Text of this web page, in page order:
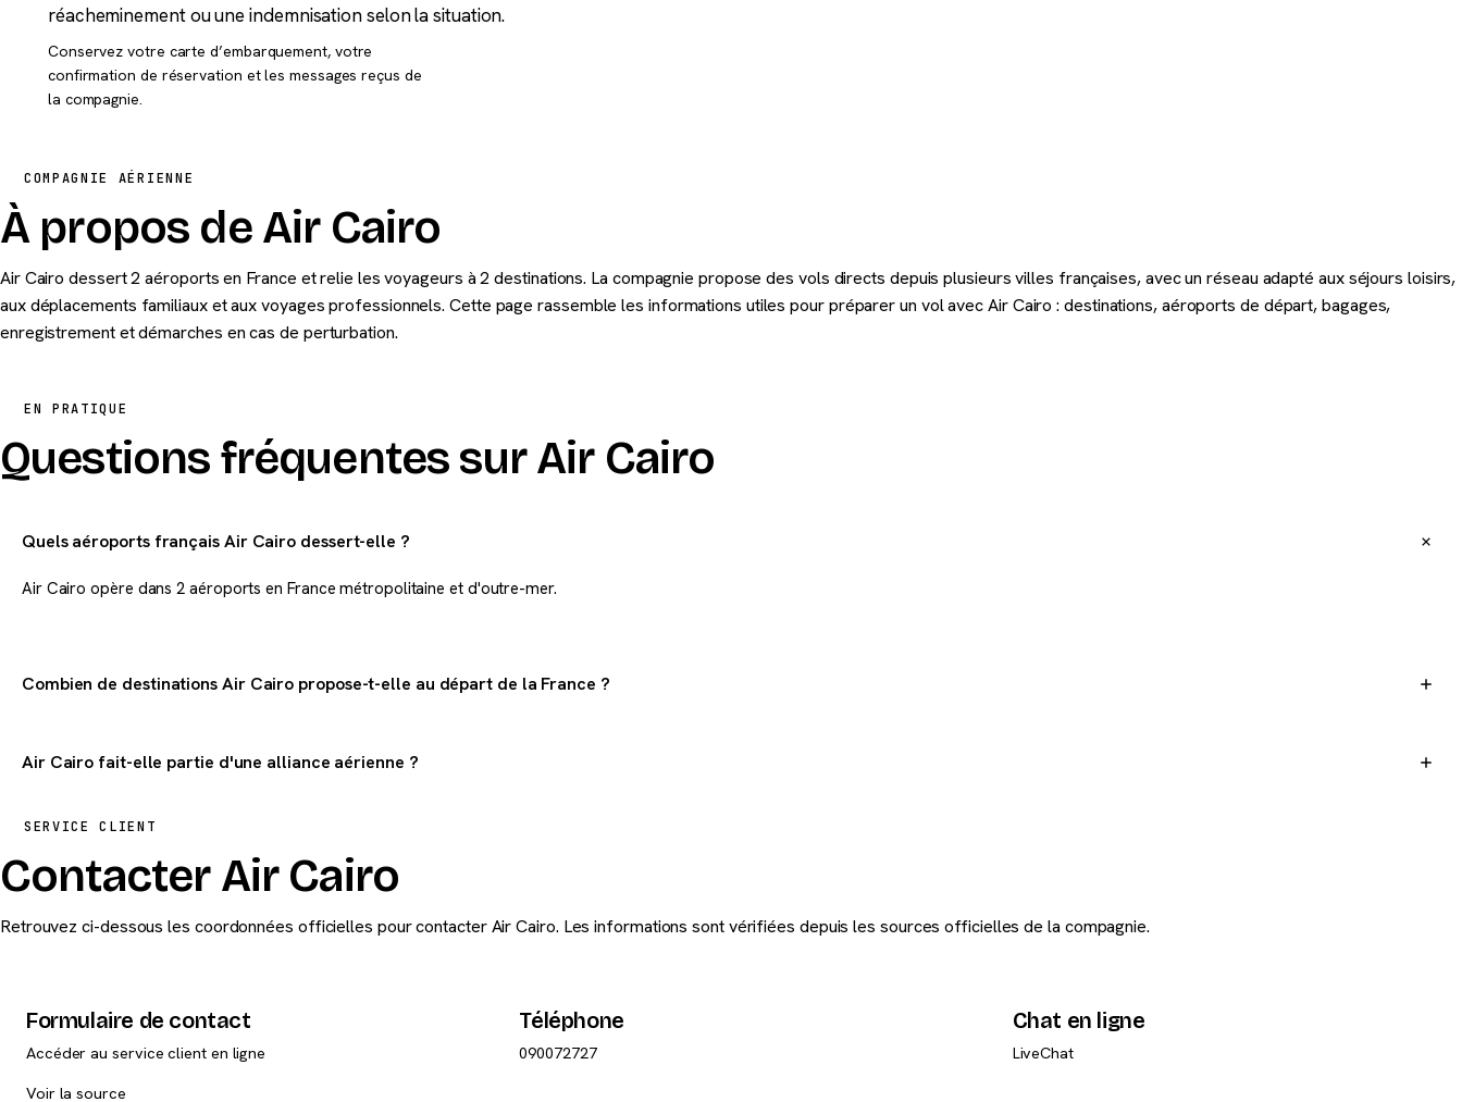
réacheminement ou une indemnisation selon la situation.
Conservez votre carte d’embarquement, votre
confirmation de réservation et les messages reçus de
la compagnie.
COMPAGNIE AÉRIENNE
À propos de Air Cairo
Air Cairo dessert 2 aéroports en France et relie les voyageurs à 2 destinations. La compagnie propose des vols directs depuis plusieurs villes françaises, avec un réseau adapté aux séjours loisirs,
aux déplacements familiaux et aux voyages professionnels. Cette page rassemble les informations utiles pour préparer un vol avec Air Cairo : destinations, aéroports de départ, bagages,
enregistrement et démarches en cas de perturbation.
EN PRATIQUE
Questions fréquentes sur Air Cairo
Quels aéroports français Air Cairo dessert-elle ?
Air Cairo opère dans 2 aéroports en France métropolitaine et d'outre-mer.
Combien de destinations Air Cairo propose-t-elle au départ de la France ?
Air Cairo fait-elle partie d'une alliance aérienne ?
SERVICE CLIENT
Contacter Air Cairo
Retrouvez ci-dessous les coordonnées officielles pour contacter Air Cairo. Les informations sont vérifiées depuis les sources officielles de la compagnie.
Formulaire de contact
Accéder au service client en ligne
Voir la source
Téléphone
090072727
Chat en ligne
LiveChat